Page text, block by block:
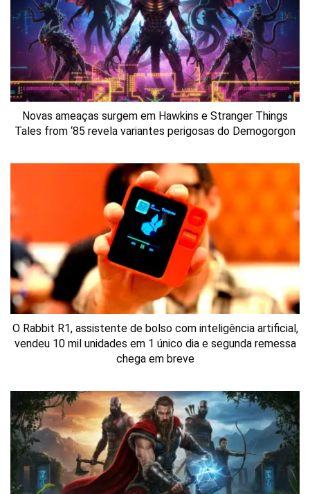
Novas ameaças surgem em Hawkins e Stranger Things
Tales from ‘85 revela variantes perigosas do Demogorgon
O Rabbit R1, assistente de bolso com inteligência artificial,
vendeu 10 mil unidades em 1 único dia e segunda remessa
chega em breve